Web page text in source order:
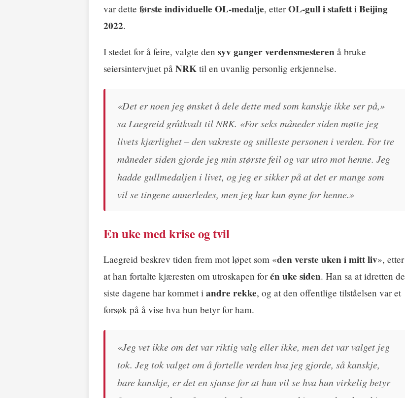
var dette første individuelle OL-medalje, etterOL-gull i stafett i Beijing
2022.
I stedet for å feire, valgte den syv ganger verdensmesteren å bruke
seiersintervjuet på NRK til en uvanlig personlig erkjennelse.
«Det er noen jeg ønsket å dele dette med som kanskje ikke ser på,»
sa Laegreid gråtkvalt til NRK. «For seks måneder siden møtte jeg
livets kjærlighet – den vakreste og snilleste personen i verden. For tre
måneder siden gjorde jeg min største feil og var utro mot henne. Jeg
hadde gullmedaljen i livet, og jeg er sikker på at det er mange som
vil se tingene annerledes, men jeg har kun øyne for henne.»
En uke med krise og tvil
Laegreid beskrev tiden frem mot løpet som «den verste uken i mitt liv», etter
at han fortalte kjæresten om utroskapen forén uke siden. Han sa at idretten de
siste dagene har kommet i andre rekke, og at den offentlige tilståelsen var et
forsøk på å vise hva hun betyr for ham.
«Jeg vet ikke om det var riktig valg eller ikke, men det var valget jeg
tok. Jeg tok valget om å fortelle verden hva jeg gjorde, så kanskje,
bare kanskje, er det en sjanse for at hun vil se hva hun virkelig betyr